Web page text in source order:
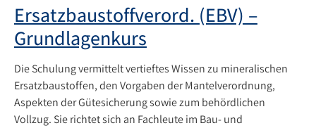
Ersatzbaustoffverord. (EBV) –
Grundlagenkurs
Die Schulung vermittelt vertieftes Wissen zu mineralischen
Ersatzbaustoffen, den Vorgaben der Mantelverordnung,
Aspekten der Gütesicherung sowie zum behördlichen
Vollzug. Sie richtet sich an Fachleute im Bau- und